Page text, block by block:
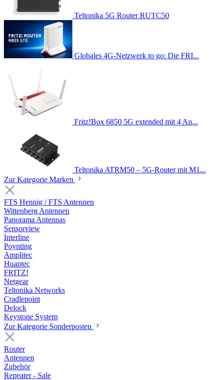
Teltonika 5G Router RUTC50
Globales 4G-Netzwerk to go: Die FRI...
Fritz!Box 6850 5G extended mit 4 An...
Teltonika ATRM50 – 5G-Router mit M1...
Zur Kategorie Marken
FTS Hennig / FTS Antennen
Wittenberg Antennen
Panorama Antennas
Sensorview
Interline
Poynting
Amplitec
Huaptec
FRITZ!
Netgear
Teltonika Networks
Cradlepoint
Delock
Keystone System
Zur Kategorie Sonderposten
Router
Antennen
Zubehör
Repeater - Sale